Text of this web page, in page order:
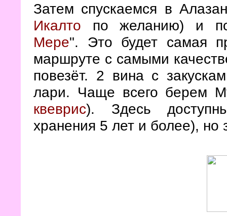
Затем спускаемся в
Икалто по желанию) и
Мере". Это будет самая
маршруте с самыми
повезёт. 2 вина с
лари. Чаще всего берем
квеврис). Здесь
хранения 5 лет и более), но